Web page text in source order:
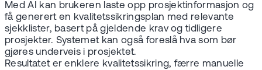
Med AI kan brukeren laste opp prosjektinformasjon og
få generert en kvalitetssikringsplan med relevante
sjekklister, basert på gjeldende krav og tidligere
prosjekter. Systemet kan også foreslå hva som bør
gjøres underveis i prosjektet.
Resultatet er enklere kvalitetssikring, færre manuelle